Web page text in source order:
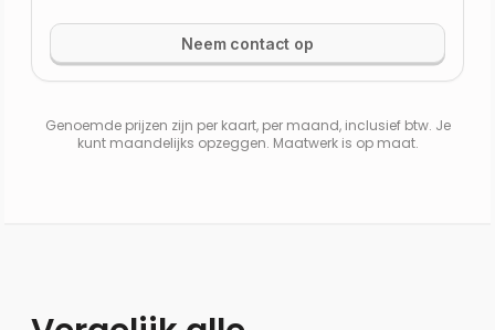
Neem contact op
Genoemde prijzen zijn per kaart, per maand, inclusief btw. Je
kunt maandelijks opzeggen. Maatwerk is op maat.